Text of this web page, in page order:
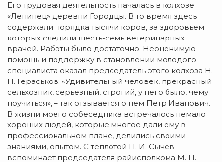
Его трудовая деятельность началась в колхозе
«Ленинец» деревни Городцы. В то время здесь
содержали порядка тысячи коров, за здоровьем
которых следили шесть-семь ветеринарных
врачей. Работы было достаточно. Неоценимую
помощь и поддержку в становлении молодого
специалиста оказал председатель этого колхоза Н.
П. Гераськов. «Удивительный человек, прекрасный
сельхозник, серьезный, строгий, у него было, чему
поучиться», – так отзывается о нем Петр Иванович.
В жизни моего собеседника встречалось немало
хороших людей, которые многое дали ему в
профессиональном плане, делились своими
знаниями, опытом. С теплотой П. И. Сычев
вспоминает председателя райисполкома М. П.